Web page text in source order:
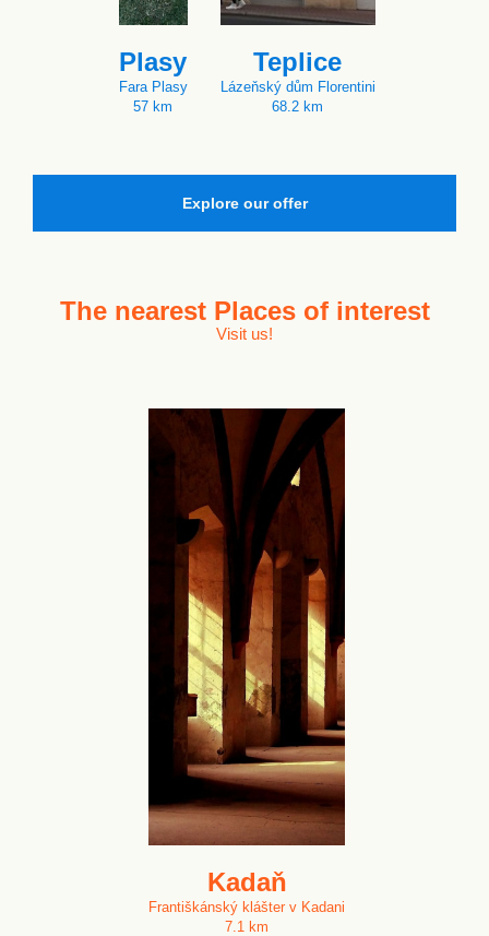
Plasy
Fara Plasy
57 km
Teplice
Lázeňský dům Florentini
68.2 km
Explore our offer
The nearest Places of interest
Visit us!
Kadaň
Františkánský klášter v Kadani
7.1 km